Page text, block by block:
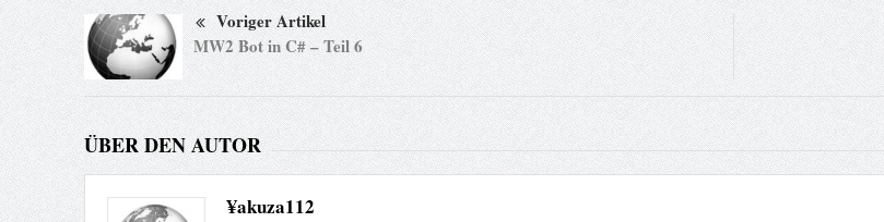
Voriger Artikel
MW2 Bot in C# – Teil 6
ÜBER DEN AUTOR
¥akuza112